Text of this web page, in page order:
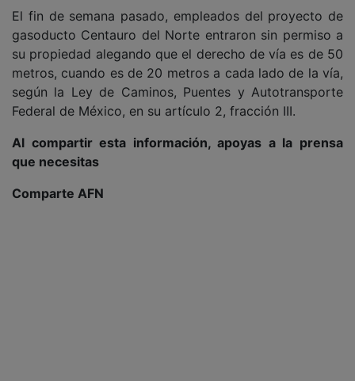
El fin de semana pasado, empleados del proyecto de
gasoducto Centauro del Norte entraron sin permiso a
su propiedad alegando que el derecho de vía es de 50
metros, cuando es de 20 metros a cada lado de la vía,
según la Ley de Caminos, Puentes y Autotransporte
Federal de México, en su artículo 2, fracción III.
Al compartir esta información, apoyas a la prensa
que necesitas
Comparte AFN